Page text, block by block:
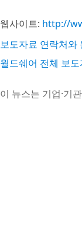
웹사이트: http://
보도자료 연락처와
월드쉐어 전체 보
이 뉴스는 기업·기